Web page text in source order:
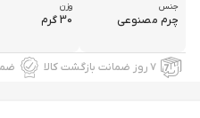
جنس
چرم مصنوعی
وزن
30 گرم
۷ روز ضمانت بازگشت کالا